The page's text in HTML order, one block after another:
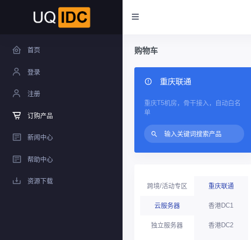
首页
登录
注册
订购产品
新闻中心
帮助中心
资源下载
购物车
重庆联通
重庆T5机房，骨干接入，自动白名
单
跨境/活动专区
云服务器
独立服务器
重庆联通
香港DC1
香港DC2